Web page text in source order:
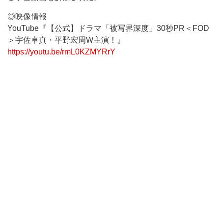
◎映像情報
YouTube『【公式】ドラマ「被写界深度」30秒PR＜FOD
＞宇佐卓真・平野宏周W主演！』
https://youtu.be/rmL0KZMYRrY